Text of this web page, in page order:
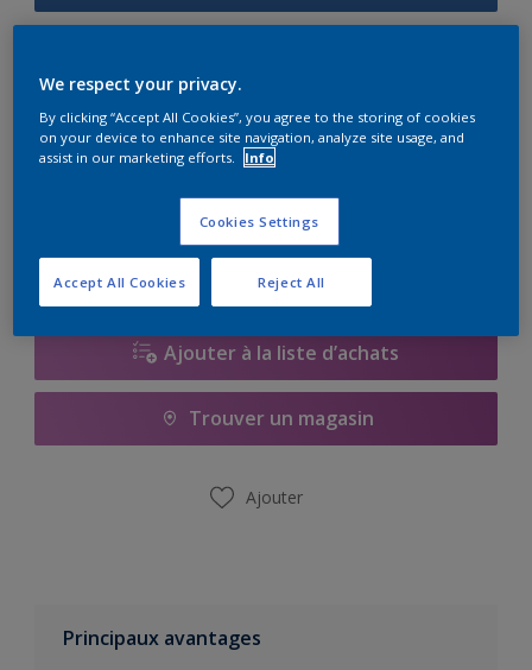
1L
Quantité Calculateur de peinture
Calculer
Ajouter à la liste d’achats
Trouver un magasin
Ajouter
Principaux avantages
We respect your privacy.
By clicking “Accept All Cookies”, you agree to the storing of cookies
on your device to enhance site navigation, analyze site usage, and
assist in our marketing efforts.
Info
Cookies Settings
Reject All
Accept All Cookies